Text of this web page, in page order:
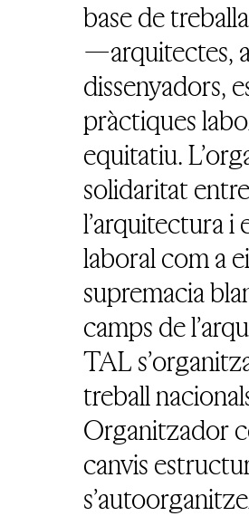
base de
—arquitectes,
dissenyadors,
pràctiques
equitatiu.
solidaritat
l’arquitectura i
laboral com a
supremacia
camps de
TAL
treball
Organitzador
canvis